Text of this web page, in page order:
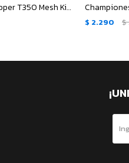
Championes Infantiles Topper T350 Mesh Kids - Azul Marino - Marrón Camel
$ 2.290 $